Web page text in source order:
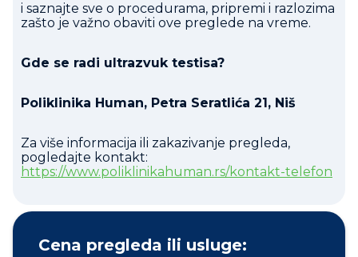
i saznajte sve o procedurama, pripremi i razlozima
zašto je važno obaviti ove preglede na vreme.
Gde se radi ultrazvuk testisa?
Poliklinika Human, Petra Seratlića 21, Niš
Za više informacija ili zakazivanje pregleda,
pogledajte kontakt:
https://www.poliklinikahuman.rs/kontakt-telefon
Cena pregleda ili usluge: